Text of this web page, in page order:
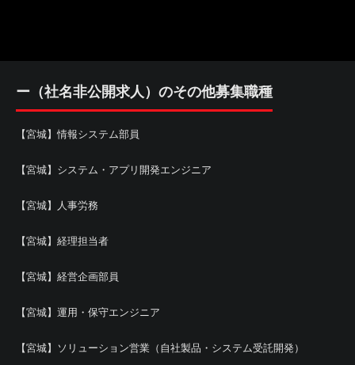
ー（社名非公開求人）のその他募集職種
【宮城】情報システム部員
【宮城】システム・アプリ開発エンジニア
【宮城】人事労務
【宮城】経理担当者
【宮城】経営企画部員
【宮城】運用・保守エンジニア
【宮城】ソリューション営業（自社製品・システム受託開発）